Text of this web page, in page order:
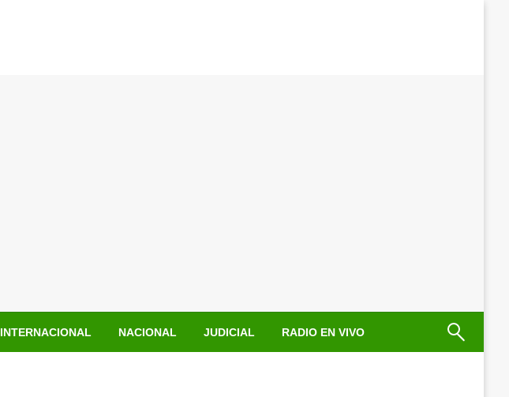
INTERNACIONAL NACIONAL JUDICIAL RADIO EN VIVO